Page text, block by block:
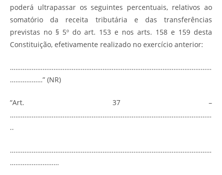
poderá ultrapassar os seguintes percentuais, relativos ao
somatório da receita tributária e das transferências
previstas no § 5º do art. 153 e nos arts. 158 e 159 desta
Constituição, efetivamente realizado no exercício anterior:
…………………………………………………………………………………………………
………………” (NR)
“Art. 37 –
…………………………………………………………………………………………………
..
…………………………………………………………………………………………………
………………………